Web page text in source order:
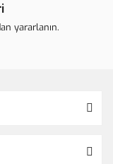
yararlanın.